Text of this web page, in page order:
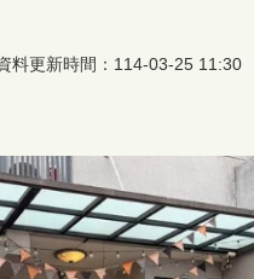
料更新時間：114-03-25 11:30